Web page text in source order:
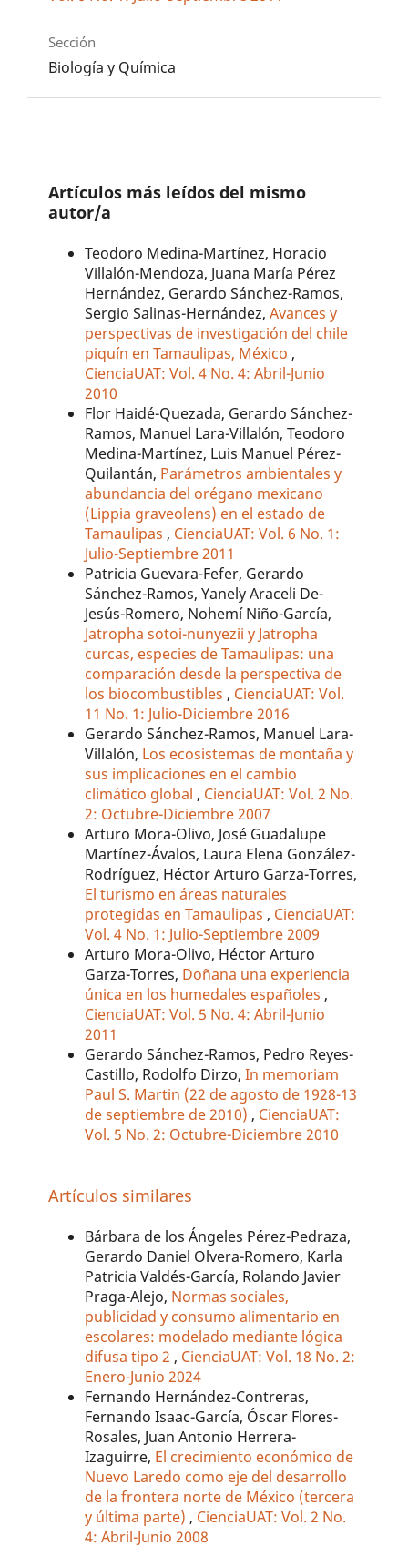
Sección
Biología y Química
Artículos más leídos del mismo
autor/a
Teodoro Medina-Martínez, Horacio
Villalón-Mendoza, Juana María Pérez
Hernández, Gerardo Sánchez-Ramos,
Sergio Salinas-Hernández,Avances y
perspectivas de investigación del chile
piquín en Tamaulipas, México ,
CienciaUAT: Vol. 4 No. 4: Abril-Junio
2010
Flor Haidé-Quezada, Gerardo Sánchez-
Ramos, Manuel Lara-Villalón, Teodoro
Medina-Martínez, Luis Manuel Pérez-
Quilantán, Parámetros ambientales y
abundancia del orégano mexicano
(Lippia graveolens) en el estado de
Tamaulipas , CienciaUAT: Vol. 6 No. 1:
Julio-Septiembre 2011
Patricia Guevara-Fefer, Gerardo
Sánchez-Ramos, Yanely Araceli De-
Jesús-Romero, Nohemí Niño-García,
Jatropha sotoi-nunyezii y Jatropha
curcas, especies de Tamaulipas: una
comparación desde la perspectiva de
los biocombustibles , CienciaUAT: Vol.
11 No. 1: Julio-Diciembre 2016
Gerardo Sánchez-Ramos, Manuel Lara-
Villalón, Los ecosistemas de montaña y
sus implicaciones en el cambio
climático global , CienciaUAT: Vol. 2 No.
2: Octubre-Diciembre 2007
Arturo Mora-Olivo, José Guadalupe
Martínez-Ávalos, Laura Elena González-
Rodríguez, Héctor Arturo Garza-Torres,
El turismo en áreas naturales
protegidas en Tamaulipas , CienciaUAT:
Vol. 4 No. 1: Julio-Septiembre 2009
Arturo Mora-Olivo, Héctor Arturo
Garza-Torres, Doñana una experiencia
única en los humedales españoles ,
CienciaUAT: Vol. 5 No. 4: Abril-Junio
2011
Gerardo Sánchez-Ramos, Pedro Reyes-
Castillo, Rodolfo Dirzo,In memoriam
Paul S. Martin (22 de agosto de 1928-13
de septiembre de 2010) , CienciaUAT:
Vol. 5 No. 2: Octubre-Diciembre 2010
Artículos similares
Bárbara de los Ángeles Pérez-Pedraza,
Gerardo Daniel Olvera-Romero, Karla
Patricia Valdés-García, Rolando Javier
Praga-Alejo, Normas sociales,
publicidad y consumo alimentario en
escolares: modelado mediante lógica
difusa tipo 2 , CienciaUAT: Vol. 18 No. 2:
Enero-Junio 2024
Fernando Hernández-Contreras,
Fernando Isaac-García, Óscar Flores-
Rosales, Juan Antonio Herrera-
Izaguirre, El crecimiento económico de
Nuevo Laredo como eje del desarrollo
de la frontera norte de México (tercera
y última parte) , CienciaUAT: Vol. 2 No.
4: Abril-Junio 2008